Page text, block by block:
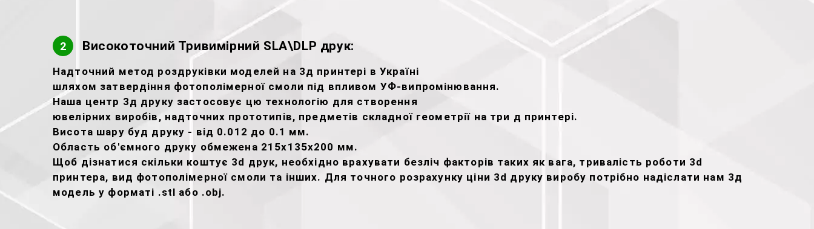
2 Високоточний Тривимірний SLA\DLP друк:
Надточний метод роздруківки моделей на 3д принтері в Україні
шляхом затвердіння фотополімерної смоли під впливом УФ-випромінювання.
Наша центр 3д друку застосовує цю технологію для створення
ювелірних виробів, надточних прототипів, предметів складної геометрії на три д принтері.
Висота шару буд друку - від 0.012 до 0.1 мм.
Область об'ємного друку обмежена 215х135х200 мм.
Щоб дізнатися скільки коштує 3d друк, необхідно врахувати безліч факторів таких як вага, тривалість роботи 3d
принтера, вид фотополімерної смоли та інших. Для точного розрахунку ціни 3d друку виробу потрібно надіслати нам 3д
модель у форматі .stl або .obj.